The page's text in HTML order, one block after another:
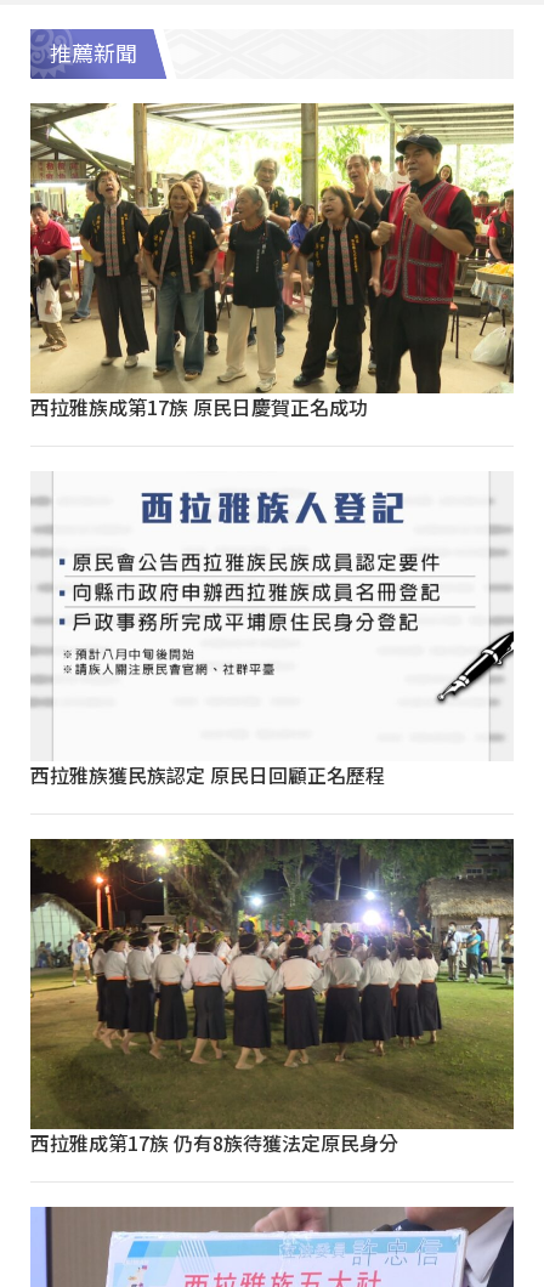
推薦新聞
西拉雅族成第17族 原民日慶賀正名成功
西拉雅族獲民族認定 原民日回顧正名歷程
西拉雅成第17族 仍有8族待獲法定原民身分